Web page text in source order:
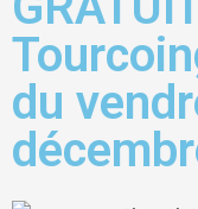
du